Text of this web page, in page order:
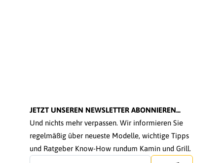
JETZT UNSEREN NEWSLETTER ABONNIEREN...
Und nichts mehr verpassen. Wir informieren Sie
regelmäßig über neueste Modelle, wichtige Tipps
und Ratgeber Know-How rundum Kamin und Grill.